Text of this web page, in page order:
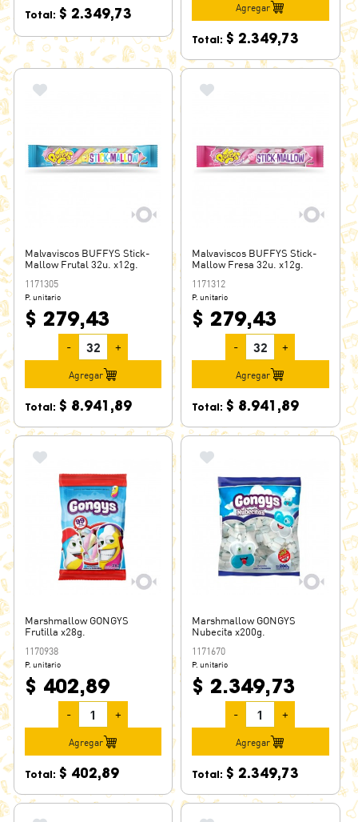
Total: $ 2.349,73 Agregar
Total: $ 2.349,73
Malvaviscos BUFFYS Stick-
Mallow Frutal 32u. x12g.
1171305
P. unitario
$ 279,43
- +
Agregar
Total: $ 8.941,89
Malvaviscos BUFFYS Stick-
Mallow Fresa 32u. x12g.
1171312
P. unitario
$ 279,43
- +
Agregar
Total: $ 8.941,89
Marshmallow GONGYS
Frutilla x28g.
1170938
P. unitario
$ 402,89
- +
Agregar
Total: $ 402,89
Marshmallow GONGYS
Nubecita x200g.
1171670
P. unitario
$ 2.349,73
- +
Agregar
Total: $ 2.349,73